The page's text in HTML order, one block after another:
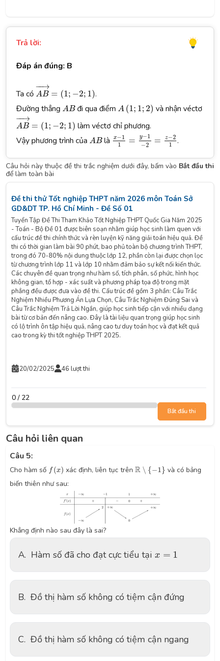
Trả lời:
Đáp án đúng: B
Ta có
−
−→
AB = (1; −2; 1)
AB→
.
Đường thẳng AB
A Bđi qua điểm A (1; 1; 2)
A (1;1 ;2 ) và nhận véctơ
−
−→
AB = (1; −2; 1)
AB→= 2
làm véctơ chỉ phương.
Vậy phương trình của AB
A Blà x−1
1
= y−1
−2 = z−2
1
x− 1 y−1 z −2
.
Câu hỏi này thuộc đề thi trắc nghiệm dưới đây, bấm vào Bắt đầu thi
để làm toàn bài
Đề thi thử Tốt nghiệp THPT năm 2026 môn Toán Sở
GD&DT TP. Hồ Chí Minh - Đề Số 01
Tuyển Tập Đề Thi Tham Khảo Tốt Nghiệp THPT Quốc Gia Năm 2025
- Toán - Bộ Đề 01 được biên soạn nhằm giúp học sinh làm quen với
cấu trúc đề thi chính thức và rèn luyện kỹ năng giải toán hiệu quả. Đề
thi có thời gian làm bài 90 phút, bao phủ toàn bộ chương trình THPT,
trong đó 70-80% nội dung thuộc lớp 12, phần còn lại được chọn lọc
từ chương trình lớp 11 và lớp 10 nhằm đảm bảo sự kết nối kiến thức.
Các chuyên đề quan trọng như hàm số, tích phân, số phức, hình học
không gian, tổ hợp - xác suất và phương pháp tọa độ trong mặt
phẳng đều được đưa vào đề thi. Cấu trúc đề gồm 3 phần: Câu Trắc
Nghiệm Nhiều Phương Án Lựa Chọn, Câu Trắc Nghiệm Đúng Sai và
Câu Trắc Nghiệm Trả Lời Ngắn, giúp học sinh tiếp cận với nhiều dạng
bài từ cơ bản đến nâng cao. Đây là tài liệu quan trọng giúp học sinh
có lộ trình ôn tập hiệu quả, nâng cao tư duy toán học và đạt kết quả
cao trong kỳ thi tốt nghiệp THPT 2025.
20/02/2025 46 lượt thi
0 / 22
Bắt đầu thi
Câu hỏi liên quan
Câu 5:
Cho hàm số f (x)
f(x) xác định, liên tục trênR ∖ {−1}
R ∖ − }
và có bảng
biến thiên như sau:
Khẳng định nào sau đây là sai?
A. Hàm số đã cho đạt cực tiểu tại x = 1
x=1
B. Đồ thị hàm số không có tiệm cận đứng
C. Đồ thị hàm số không có tiệm cận ngang